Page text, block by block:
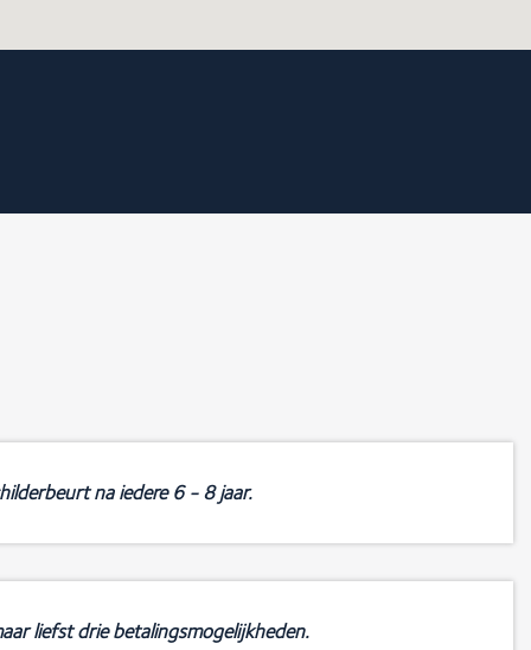
na iedere 6 - 8 jaar.
liefst drie betalingsmogelijkheden.